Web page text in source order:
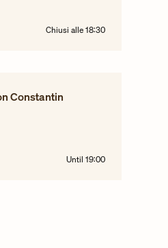
Chiusi alle 18:30
Constantin
Until 19:00